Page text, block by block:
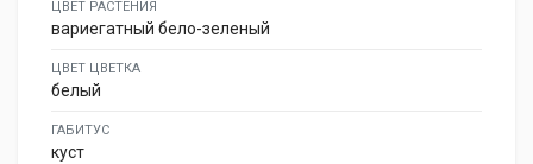
ЦВЕТ РАСТЕНИЯ
вариегатный бело-зеленый
ЦВЕТ ЦВЕТКА
белый
ГАБИТУС
куст